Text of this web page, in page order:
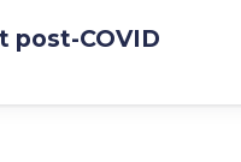
COVID